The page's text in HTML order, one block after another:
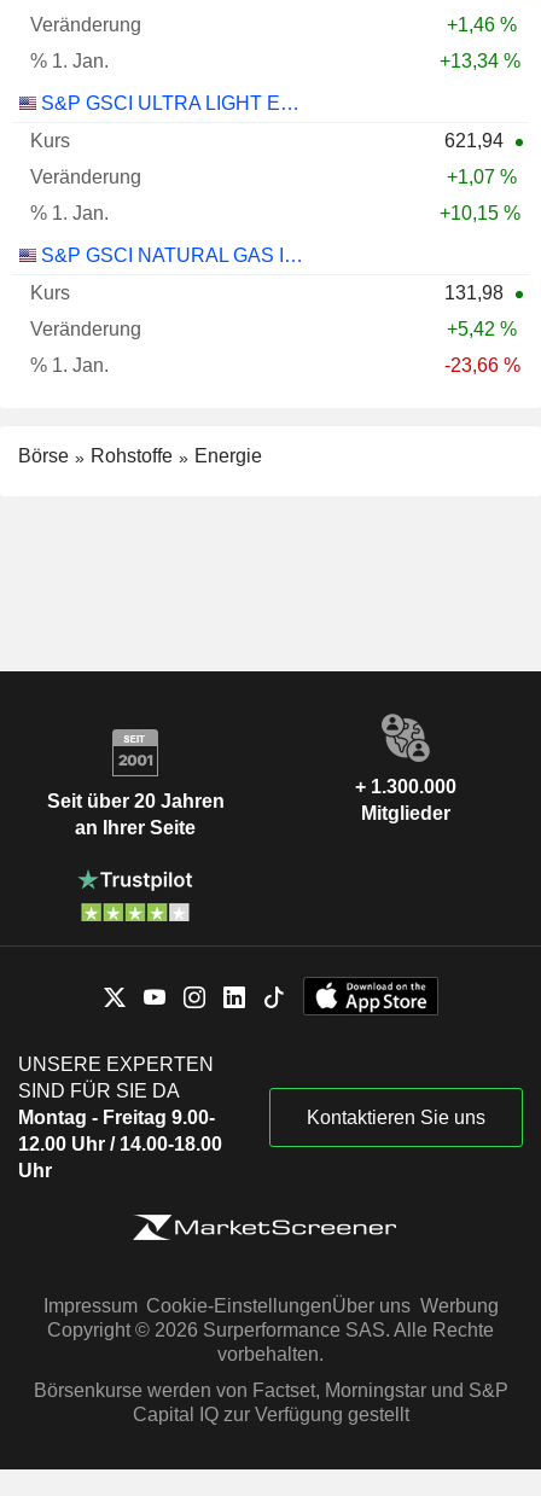
+1,46 %
+13,34 %
S&P GSCI ULTRA LIGHT ENERGY INDEX (CPW8)
621,94
+1,07 %
+10,15 %
S&P GSCI NATURAL GAS INDEX
131,98
+5,42 %
-23,66 %
Börse Rohstoffe Energie
Seit über 20 Jahren
an Ihrer Seite
+ 1.300.000
Mitglieder
UNSERE EXPERTEN
SIND FÜR SIE DA
Montag - Freitag 9.00-
12.00 Uhr / 14.00-18.00
Uhr
Kontaktieren Sie uns
Impressum Cookie-EinstellungenÜber uns Werbung
Copyright © 2026 Surperformance SAS. Alle Rechte
vorbehalten.
Börsenkurse werden von Factset, Morningstar und S&P
Capital IQ zur Verfügung gestellt